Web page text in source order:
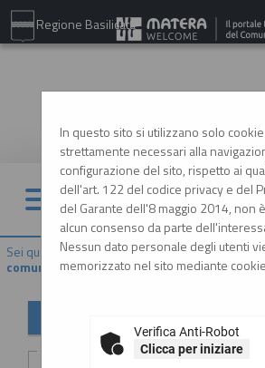
Regione Basilicata
Sei qui: Home»Atti e documenti di carattere
comunicazioni e atti di caratter...
In questo sito si utilizzano solo
strettamente necessari alla
configurazione del sito, rispetto ai
dell'art. 122 del codice privacy e del
del Garante dell'8 maggio 2014, non
alcun consenso da parte
Nessun dato personale degli utenti
memorizzato nel sito mediante
Verifica Anti-Robot
Clicca per iniziare
Criteri di ricerca